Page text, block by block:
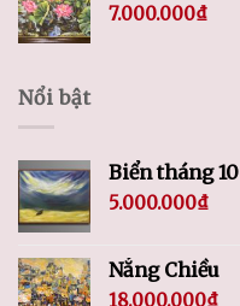
7.000.000₫
Nổi bật
Biển tháng 10
5.000.000₫
Nắng Chiều
18.000.000₫